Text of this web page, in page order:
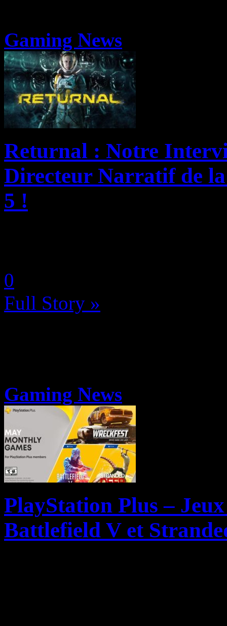
Gaming News
Returnal : Notre
Directeur Narratif de
5 !
0
Full Story »
Gaming News
PlayStation Plus –
Battlefield V et